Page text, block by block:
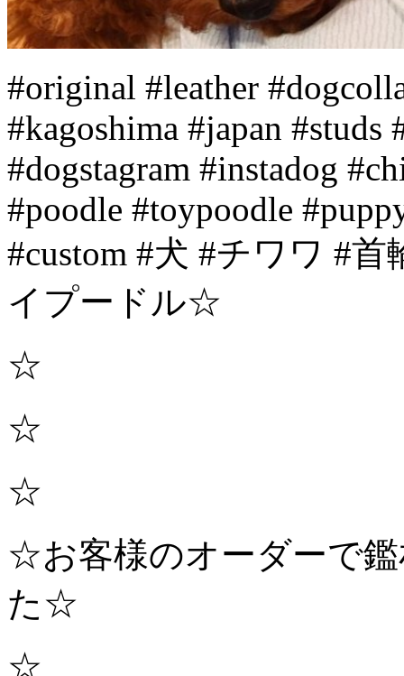
#original #leather
#kagoshima #japan #studs
#dogstagram #instadog
#poodle #toypoodle
#custom #犬 #チワワ #
イプードル☆
☆
☆
☆
☆お客様のオーダーで
た☆
☆